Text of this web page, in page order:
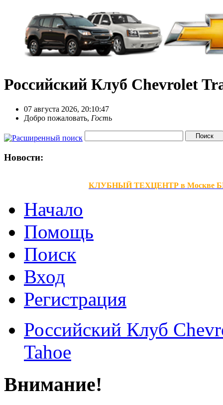
Российский Клуб Chevrolet
07 августа 2026, 20:10:47
Добро пожаловать, Гость
Новости:
КЛУБНЫЙ ТЕХЦЕНТР в Москве
Начало
Помощь
Поиск
Вход
Регистрация
Российский Клуб
Tahoe
Внимание!